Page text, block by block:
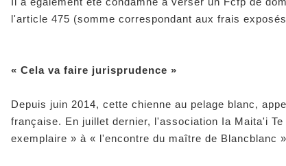
l'article 475 (somme correspondant aux frais
« Cela va faire jurisprudence »
Depuis juin 2014, cette chienne au pelage blanc,
française. En juillet dernier, l'association Ia Maita'i
exemplaire » à « l'encontre du maître de Blancblanc